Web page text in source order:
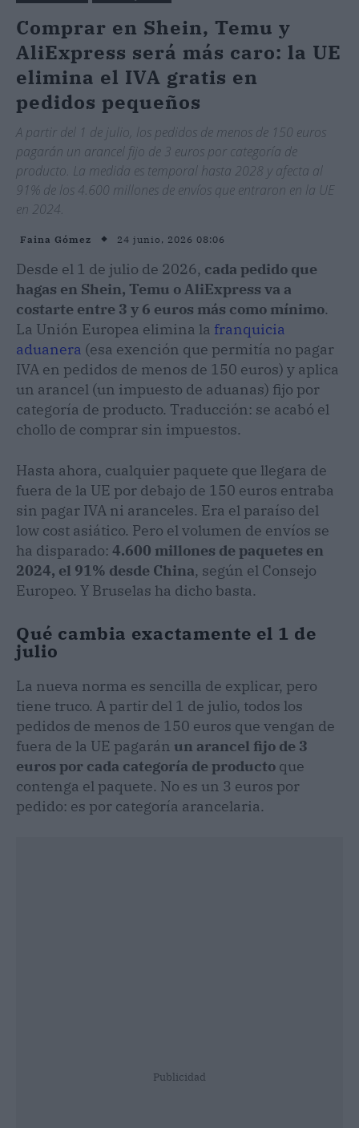
Comprar en Shein, Temu y
AliExpress será más caro: la UE
elimina el IVA gratis en
pedidos pequeños
A partir del 1 de julio, los pedidos de menos de 150 euros
pagarán un arancel fijo de 3 euros por categoría de
producto. La medida es temporal hasta 2028 y afecta al
91% de los 4.600 millones de envíos que entraron en la UE
en 2024.
Faina Gómez 24 junio, 2026 08:06
Desde el 1 de julio de 2026, cada pedido que
hagas en Shein, Temu o AliExpress va a
costarte entre 3 y 6 euros más como mínimo.
La Unión Europea elimina la franquicia
aduanera (esa exención que permitía no pagar
IVA en pedidos de menos de 150 euros) y aplica
un arancel (un impuesto de aduanas) fijo por
categoría de producto. Traducción: se acabó el
chollo de comprar sin impuestos.
Hasta ahora, cualquier paquete que llegara de
fuera de la UE por debajo de 150 euros entraba
sin pagar IVA ni aranceles. Era el paraíso del
low cost asiático. Pero el volumen de envíos se
ha disparado: 4.600 millones de paquetes en
2024, el 91% desde China, según el Consejo
Europeo. Y Bruselas ha dicho basta.
Qué cambia exactamente el 1 de
julio
La nueva norma es sencilla de explicar, pero
tiene truco. A partir del 1 de julio, todos los
pedidos de menos de 150 euros que vengan de
fuera de la UE pagarán un arancel fijo de 3
euros por cada categoría de producto que
contenga el paquete. No es un 3 euros por
pedido: es por categoría arancelaria.
Publicidad